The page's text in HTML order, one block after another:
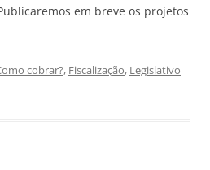
em breve os projetos
cobrar?, Fiscalização, Legislativo